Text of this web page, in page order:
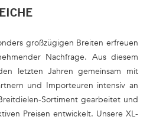
großzügigen Breiten erfreuen
Nachfrage. Aus diesem
letzten Jahren gemeinsam mit
und Importeuren intensiv an
Sortiment gearbeitet und
Preisen entwickelt. Unsere XL-